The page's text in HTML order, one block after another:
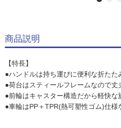
商品説明
【特長】
●ハンドルは持ち運びに便利な折たた
●荷台はスティールフレームなので丈
●前輪はキャスター構造だから軽快な
●車輪はPP＋TPR(熱可塑性ゴム)仕様